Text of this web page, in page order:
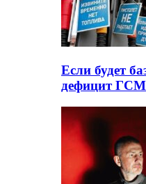
Если будет
дефицит ГСМ